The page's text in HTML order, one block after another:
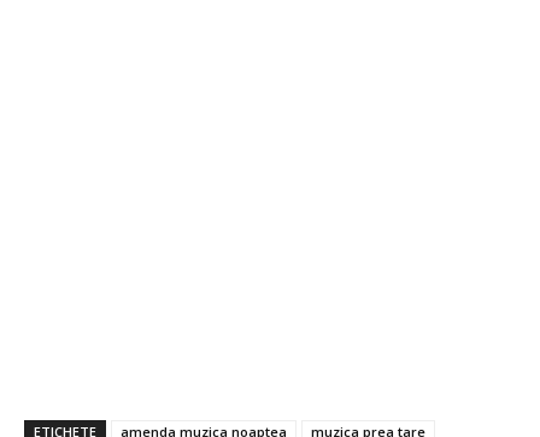
ETICHETE amenda muzica noaptea
muzica prea tare